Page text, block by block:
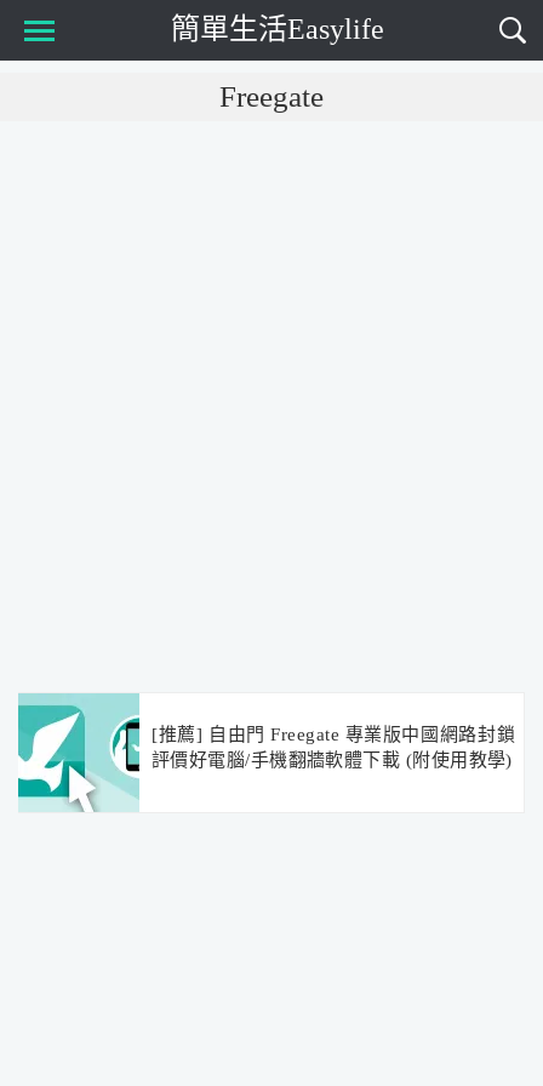
簡單生活Easylife
Freegate
[推薦] 自由門 Freegate 專業版中國網路封鎖
評價好電腦/手機翻牆軟體下載 (附使用教學)